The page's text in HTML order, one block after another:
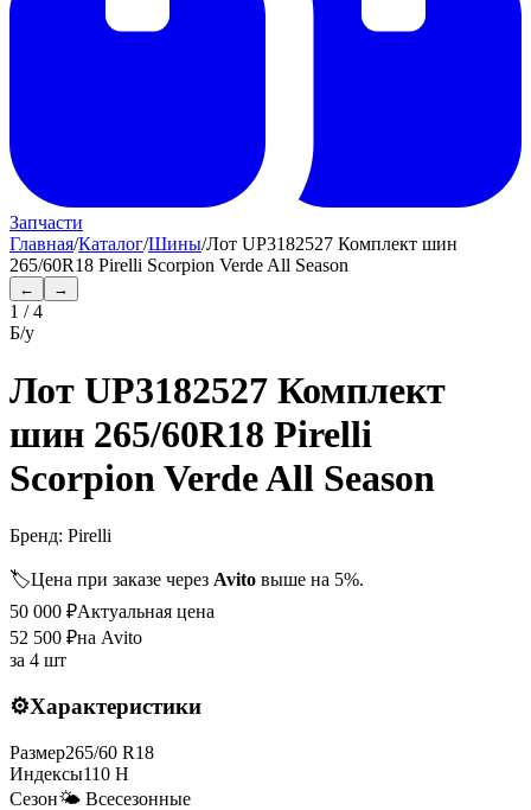
Запчасти
Главная/Каталог/Шины/Лот UP3182527 Комплект шин
265/60R18 Pirelli Scorpion Verde All Season
← →
1 /4
Б/у
Лот UP3182527 Комплект
шин 265/60R18 Pirelli
Scorpion Verde All Season
Бренд: Pirelli
🏷️Цена при заказе через Avito выше на 5%.
50 000 ₽Актуальная цена
52 500 ₽на Avito
за 4 шт
⚙️Характеристики
Размер265/60 R18
Индексы110 H
Сезон🌤️ Всесезонные